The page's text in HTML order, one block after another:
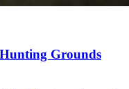
Grounds